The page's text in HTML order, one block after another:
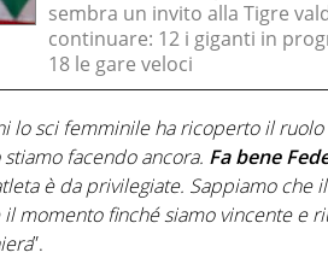
sembra un invito alla Tigre
continuare: 12 i giganti in
18 le gare veloci
lo sci femminile ha ricoperto il ruolo
facendo ancora. Fa bene
è da privilegiate. Sappiamo che
momento finché siamo vincente e
”.